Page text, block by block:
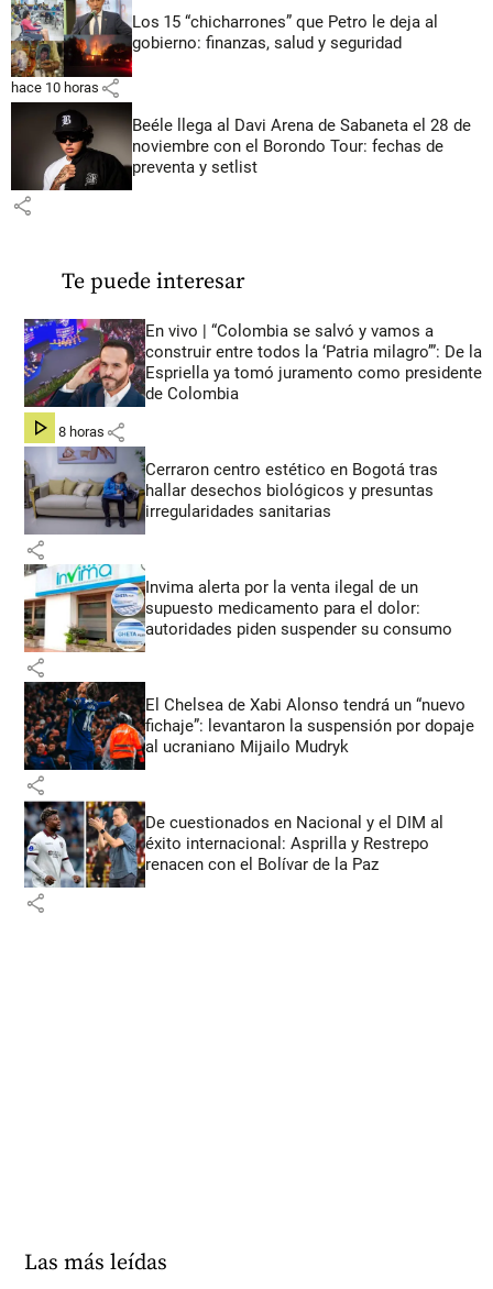
Los 15 “chicharrones” que Petro le deja al
gobierno: finanzas, salud y seguridad
hace 10 horas share
Beéle llega al Davi Arena de Sabaneta el 28 de
noviembre con el Borondo Tour: fechas de
preventa y setlist
share
Te puede interesar
En vivo | “Colombia se salvó y vamos a
construir entre todos la ‘Patria milagro’”: De la
Espriella ya tomó juramento como presidente
de Colombia
hace 8 horas share
Cerraron centro estético en Bogotá tras
hallar desechos biológicos y presuntas
irregularidades sanitarias
share
Invima alerta por la venta ilegal de un
supuesto medicamento para el dolor:
autoridades piden suspender su consumo
share
El Chelsea de Xabi Alonso tendrá un “nuevo
fichaje”: levantaron la suspensión por dopaje
al ucraniano Mijailo Mudryk
share
De cuestionados en Nacional y el DIM al
éxito internacional: Asprilla y Restrepo
renacen con el Bolívar de la Paz
share
Las más leídas